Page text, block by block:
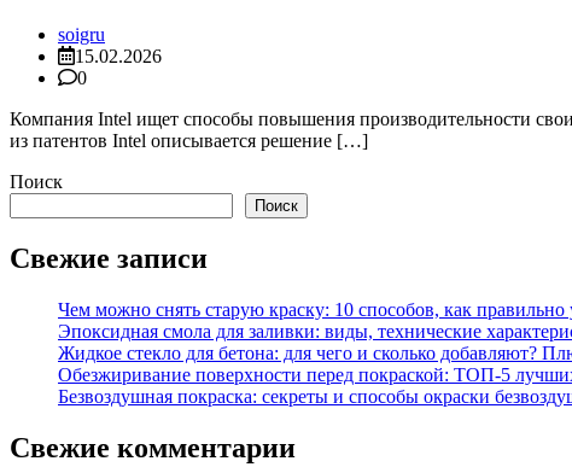
soigru
15.02.2026
0
Компания Intel ищет способы повышения производительности
из патентов Intel описывается решение […]
Поиск
Поиск
Свежие записи
Чем можно снять старую краску: 10 способов, как
Эпоксидная смола для заливки: виды, технические
Жидкое стекло для бетона: для чего и сколько добавляют?
Обезжиривание поверхности перед покраской: ТОП-5
Безвоздушная покраска: секреты и способы окраски
Свежие комментарии